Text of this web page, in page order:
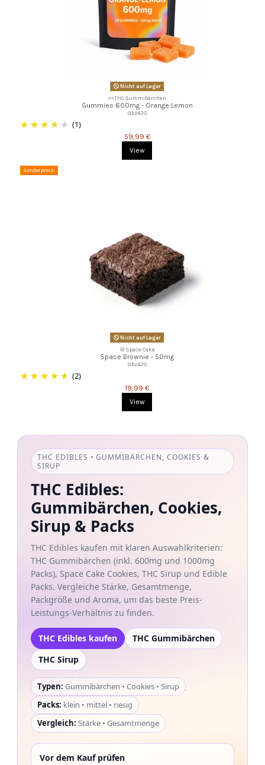
Nicht auf Lager
🍬THC Gummibärchen
Gummies 600mg - Orange Lemon
Gbz420
(1)
59,99 €
View
Sonderpreis!
Nicht auf Lager
🍪Space Cake
Space Brownie - 50mg
Gbz420
(2)
19,99 €
View
THC EDIBLES • GUMMIBÄRCHEN, COOKIES &
SIRUP
THC Edibles:
Gummibärchen, Cookies,
Sirup & Packs
THC Edibles kaufen mit klaren Auswahlkriterien:
THC Gummibärchen (inkl. 600mg und 1000mg
Packs), Space Cake Cookies, THC Sirup und Edible
Packs. Vergleiche Stärke, Gesamtmenge,
Packgröße und Aroma, um das beste Preis-
Leistungs-Verhältnis zu finden.
THC Edibles kaufen
THC Gummibärchen
THC Sirup
Typen: Gummibärchen • Cookies • Sirup
Packs: klein • mittel • riesig
Vergleich: Stärke • Gesamtmenge
Vor dem Kauf prüfen